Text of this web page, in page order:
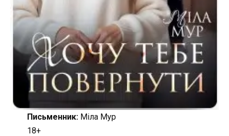
Письменник:Міла Мур
18+